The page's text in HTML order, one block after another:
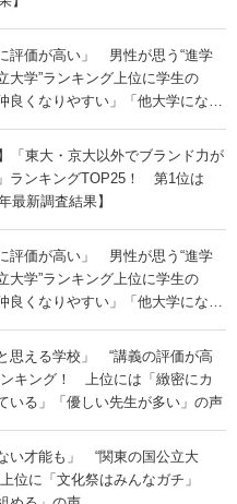
評価が高い」 男性が思う“進学
大学”ランキング上位に学生の
良くなりやすい」「他大学にない
「東大・京大以外でブランド力が
ランキングTOP25！ 第1位は
最新調査結果】
評価が高い」 男性が思う“進学
大学”ランキング上位に学生の
良くなりやすい」「他大学にない
思える学校」 “講義の評価が高
ンキング！ 上位には「緻密にカ
いる」「優しい先生が多い」の声
い才能も」 “関東の国公立大
位に「文化祭はみんなガチ」